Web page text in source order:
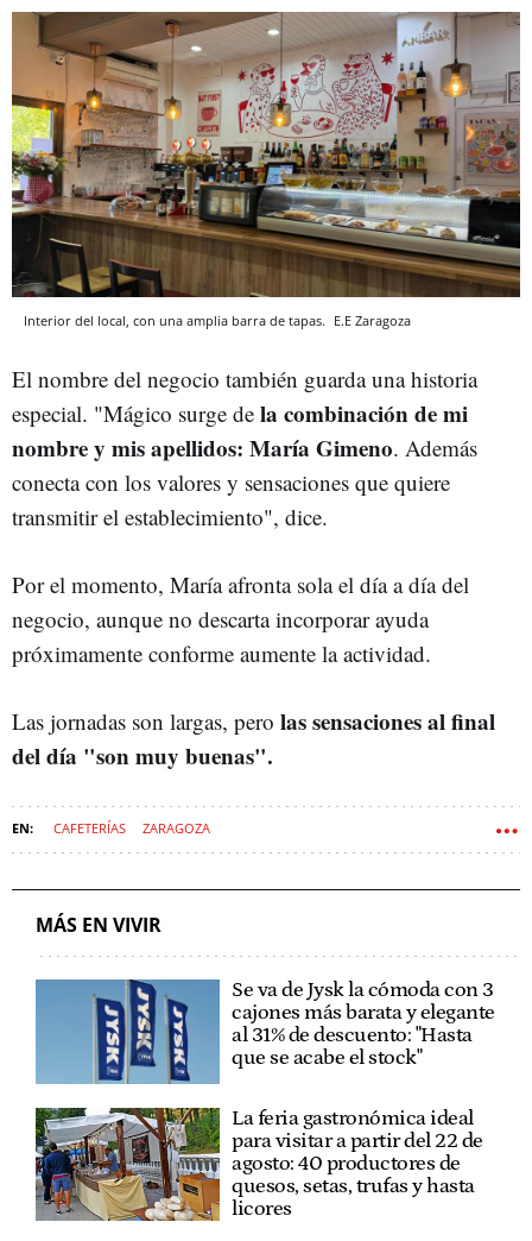
Interior del local, con una amplia barra de tapas. E.E Zaragoza
El nombre del negocio también guarda una historia
especial. "Mágico surge de la combinación de mi
nombre y mis apellidos: María Gimeno. Además
conecta con los valores y sensaciones que quiere
transmitir el establecimiento", dice.
Por el momento, María afronta sola el día a día del
negocio, aunque no descarta incorporar ayuda
próximamente conforme aumente la actividad.
Las jornadas son largas, pero las sensaciones al final
del día "son muy buenas".
CAFETERÍAS ZARAGOZA
MÁS EN VIVIR
Se va de Jysk la cómoda con 3
cajones más barata y elegante
al 31% de descuento: "Hasta
que se acabe el stock"
La feria gastronómica ideal
para visitar a partir del 22 de
agosto: 40 productores de
quesos, setas, trufas y hasta
licores